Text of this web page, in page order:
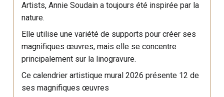
Artists, Annie Soudain a toujours été inspirée par la
nature.
Elle utilise une variété de supports pour créer ses
magnifiques œuvres, mais elle se concentre
principalement sur la linogravure.
Ce calendrier artistique mural 2026 présente 12 de
ses magnifiques œuvres